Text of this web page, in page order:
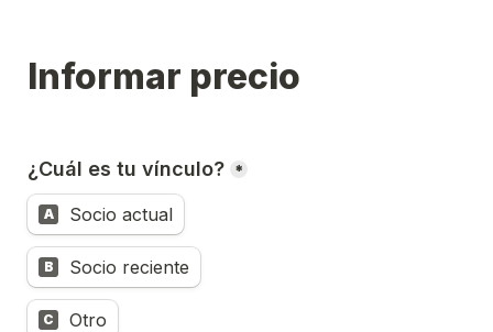
Informar precio
¿Cuál es tu vínculo? *
A Socio actual
B Socio reciente
C Otro